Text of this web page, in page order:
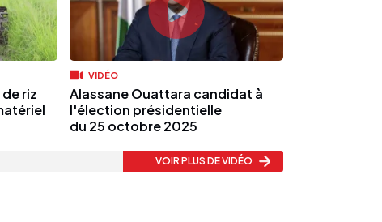
riz
VIDÉO
Alassane Ouattara candidat à
l'élection présidentielle
du 25 octobre 2025
VOIR PLUS DE VIDÉO